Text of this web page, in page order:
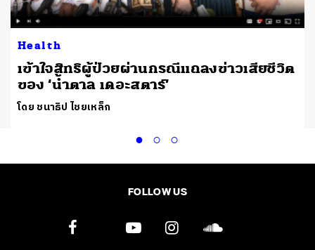
Health
เข้าใจสิทธิผู้ป่วยผ่านกรณีแถลงข่าวเสียชีวิต
ของ ‘น้ำตาล เดอะสตาร์’
โดย ชนาธิป ไชยเหล็ก
FOLLOW US